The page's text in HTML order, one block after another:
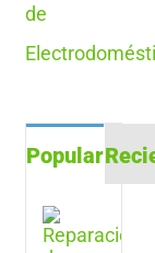
Popular
de